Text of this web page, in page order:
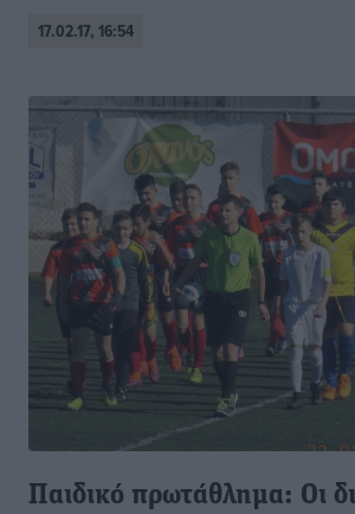
17.02.17, 16:54
Παιδικό πρωτάθλημα: Οι